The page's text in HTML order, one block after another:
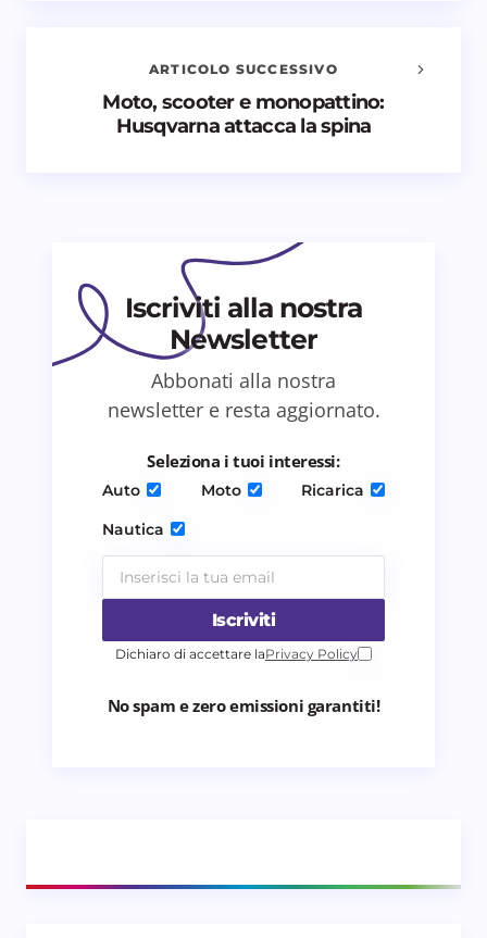
Salva il mio nome e email in questo browser
per il prossimo commento.
Invia commento
ARTICOLO SUCCESSIVO
Moto, scooter e monopattino:
Husqvarna attacca la spina
Iscriviti alla nostra
Newsletter
Abbonati alla nostra
newsletter e resta aggiornato.
Seleziona i tuoi interessi:
Auto Moto
Ricarica
Nautica
Iscriviti
Dichiaro di accettare laPrivacy Policy
No spam e zero emissioni garantiti!